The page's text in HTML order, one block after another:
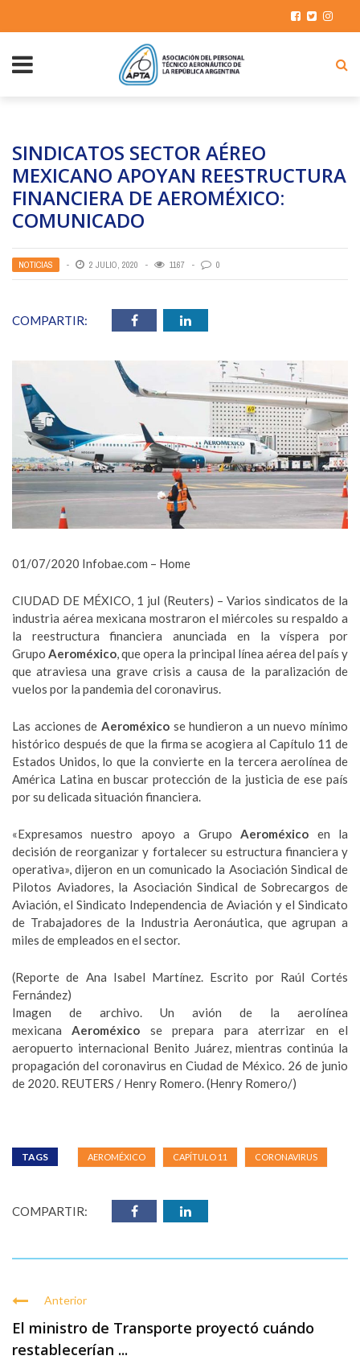
SINDICATOS SECTOR AÉREO
MEXICANO APOYAN REESTRUCTURA
FINANCIERA DE AEROMÉXICO:
COMUNICADO
NOTICIAS 2 JULIO, 2020 1167 0
COMPARTIR:
01/07/2020 Infobae.com – Home
CIUDAD DE MÉXICO, 1 jul (Reuters) – Varios sindicatos de la
industria aérea mexicana mostraron el miércoles su respaldo a
la reestructura financiera anunciada en la víspera por
GrupoAeroméxico, que opera la principal línea aérea del país y
que atraviesa una grave crisis a causa de la paralización de
vuelos por la pandemia del coronavirus.
Las acciones de Aeroméxico se hundieron a un nuevo mínimo
histórico después de que la firma se acogiera al Capítulo 11 de
Estados Unidos, lo que la convierte en la tercera aerolínea de
América Latina en buscar protección de la justicia de ese país
por su delicada situación financiera.
«Expresamos nuestro apoyo a GrupoAeroméxico en la
decisión de reorganizar y fortalecer su estructura financiera y
operativa», dijeron en un comunicado la Asociación Sindical de
Pilotos Aviadores, la Asociación Sindical de Sobrecargos de
Aviación, el Sindicato Independencia de Aviación y el Sindicato
de Trabajadores de la Industria Aeronáutica, que agrupan a
miles de empleados en el sector.
(Reporte de Ana Isabel Martínez. Escrito por Raúl Cortés
Fernández)
Imagen de archivo. Un avión de la aerolínea
mexicanaAeroméxico se prepara para aterrizar en el
aeropuerto internacional Benito Juárez, mientras continúa la
propagación del coronavirus en Ciudad de México. 26 de junio
de 2020. REUTERS / Henry Romero. (Henry Romero/)
TAGS AEROMÉXICO CAPÍTULO 11 CORONAVIRUS
COMPARTIR:
Anterior
El ministro de Transporte proyectó cuándo
restablecerían ...